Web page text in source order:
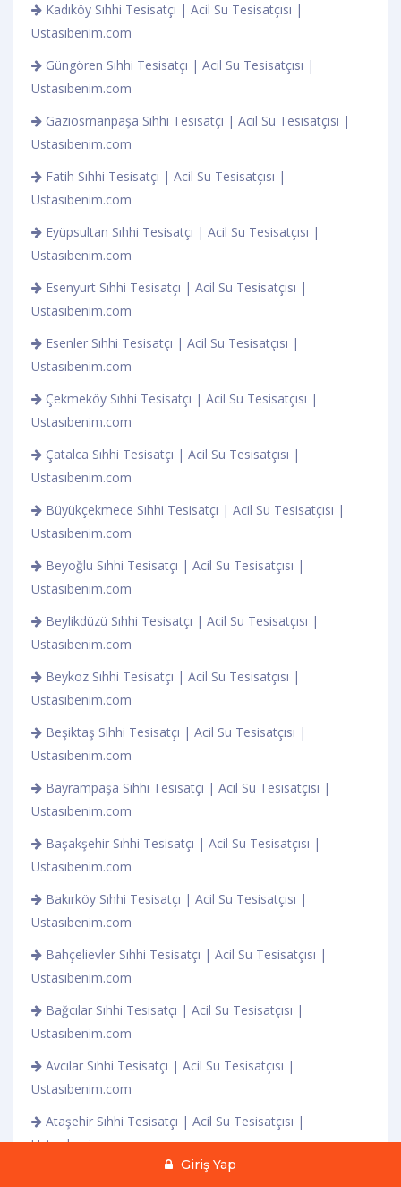
Giriş Yap
Kadıköy Sıhhi Tesisatçı | Acil Su Tesisatçısı |
Ustasıbenim.com
Güngören Sıhhi Tesisatçı | Acil Su Tesisatçısı |
Ustasıbenim.com
Gaziosmanpaşa Sıhhi Tesisatçı | Acil Su Tesisatçısı |
Ustasıbenim.com
Fatih Sıhhi Tesisatçı | Acil Su Tesisatçısı |
Ustasıbenim.com
Eyüpsultan Sıhhi Tesisatçı | Acil Su Tesisatçısı |
Ustasıbenim.com
Esenyurt Sıhhi Tesisatçı | Acil Su Tesisatçısı |
Ustasıbenim.com
Esenler Sıhhi Tesisatçı | Acil Su Tesisatçısı |
Ustasıbenim.com
Çekmeköy Sıhhi Tesisatçı | Acil Su Tesisatçısı |
Ustasıbenim.com
Çatalca Sıhhi Tesisatçı | Acil Su Tesisatçısı |
Ustasıbenim.com
Büyükçekmece Sıhhi Tesisatçı | Acil Su Tesisatçısı |
Ustasıbenim.com
Beyoğlu Sıhhi Tesisatçı | Acil Su Tesisatçısı |
Ustasıbenim.com
Beylikdüzü Sıhhi Tesisatçı | Acil Su Tesisatçısı |
Ustasıbenim.com
Beykoz Sıhhi Tesisatçı | Acil Su Tesisatçısı |
Ustasıbenim.com
Beşiktaş Sıhhi Tesisatçı | Acil Su Tesisatçısı |
Ustasıbenim.com
Bayrampaşa Sıhhi Tesisatçı | Acil Su Tesisatçısı |
Ustasıbenim.com
Başakşehir Sıhhi Tesisatçı | Acil Su Tesisatçısı |
Ustasıbenim.com
Bakırköy Sıhhi Tesisatçı | Acil Su Tesisatçısı |
Ustasıbenim.com
Bahçelievler Sıhhi Tesisatçı | Acil Su Tesisatçısı |
Ustasıbenim.com
Bağcılar Sıhhi Tesisatçı | Acil Su Tesisatçısı |
Ustasıbenim.com
Avcılar Sıhhi Tesisatçı | Acil Su Tesisatçısı |
Ustasıbenim.com
Ataşehir Sıhhi Tesisatçı | Acil Su Tesisatçısı |
Ustasıbenim.com
Arnavutköy Sıhhi Tesisatçı | Acil Su Tesisatçısı |